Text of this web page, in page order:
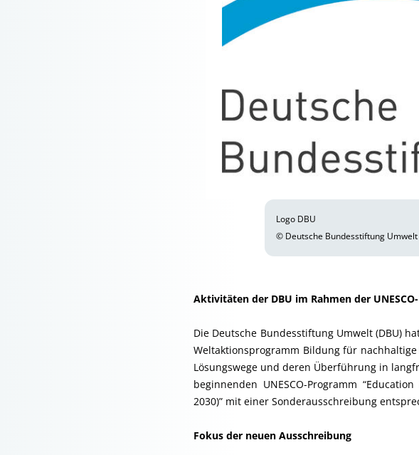
Logo DBU
© Deutsche Bundesstiftung Umwelt
Aktivitäten der DBU im Rahmen der
Die Deutsche Bundesstiftung Umwelt (DBU)
Weltaktionsprogramm Bildung für
Lösungswege und deren Überführung in
beginnenden UNESCO-Programm
2030)” mit einer Sonderausschreibung
Fokus der neuen Ausschreibung